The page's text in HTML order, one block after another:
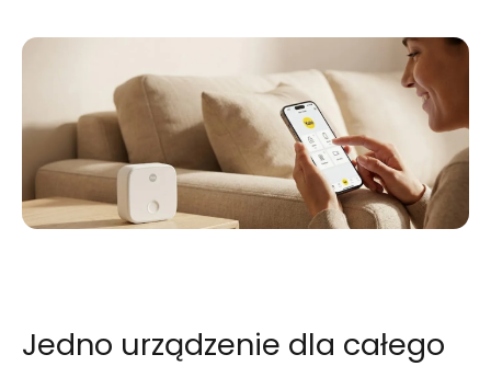
Jedno urządzenie dla całego